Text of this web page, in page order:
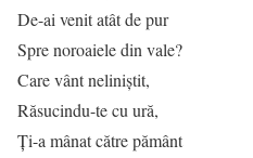
De-ai venit atât de pur
Spre noroaiele din vale?
Care vânt neliniştit,
Răsucindu-te cu ură,
Ţi-a mânat către pământ